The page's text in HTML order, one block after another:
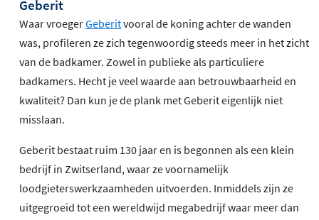
Geberit
Waar vroegerGeberitvooral de koning achter de wanden
was, profileren ze zich tegenwoordig steeds meer in het zicht
van de badkamer. Zowel in publieke als particuliere
badkamers. Hecht je veel waarde aan betrouwbaarheid en
kwaliteit? Dan kun je de plank met Geberit eigenlijk niet
misslaan.
Geberit bestaat ruim 130 jaar en is begonnen als een klein
bedrijf in Zwitserland, waar ze voornamelijk
loodgieterswerkzaamheden uitvoerden. Inmiddels zijn ze
uitgegroeid tot een wereldwijd megabedrijf waar meer dan